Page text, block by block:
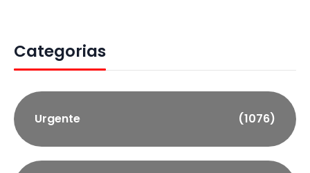
Categorias
Urgente (1076)